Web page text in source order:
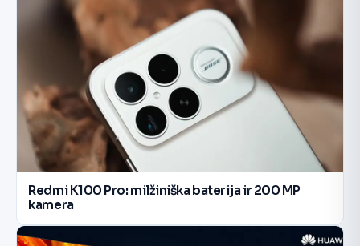
Redmi K100 Pro: milžiniška baterija ir 200 MP
kamera